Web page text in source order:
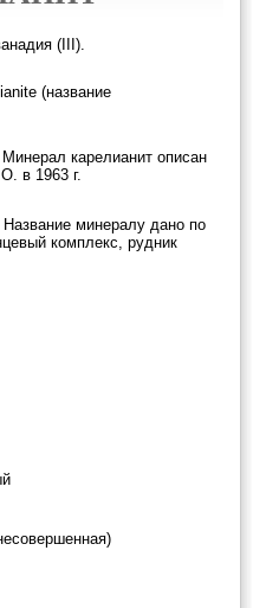
(III).
(название
Минерал карелианит описан
в 1963 г.
Название минералу дано по
комплекс, рудник